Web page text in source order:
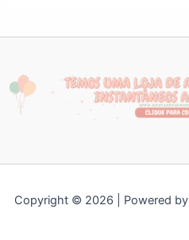
Copyright © 2026 | Powered by